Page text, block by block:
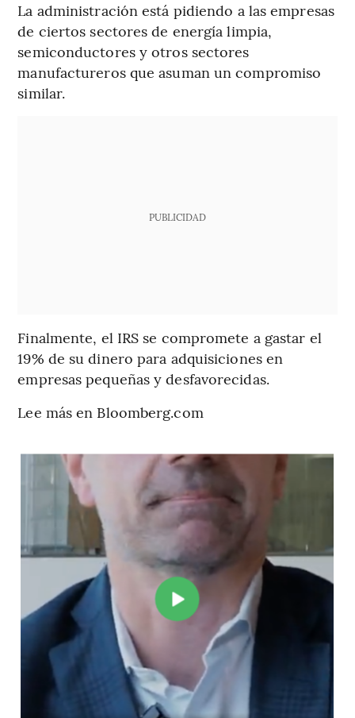
La administración está pidiendo a las empresas
de ciertos sectores de energía limpia,
semiconductores y otros sectores
manufactureros que asuman un compromiso
similar.
PUBLICIDAD
Finalmente, el IRS se compromete a gastar el
19% de su dinero para adquisiciones en
empresas pequeñas y desfavorecidas.
Lee más en Bloomberg.com